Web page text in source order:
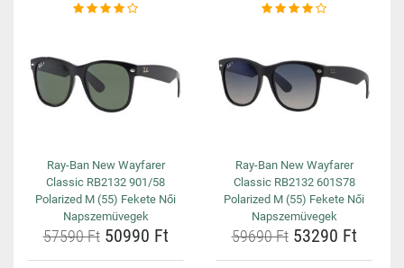
Ray-Ban New Wayfarer
Classic RB2132 901/58
Polarized M (55) Fekete Női
Napszemüvegek
57590 Ft50990 Ft
Ray-Ban New Wayfarer
Classic RB2132 601S78
Polarized M (55) Fekete Női
Napszemüvegek
59690 Ft53290 Ft